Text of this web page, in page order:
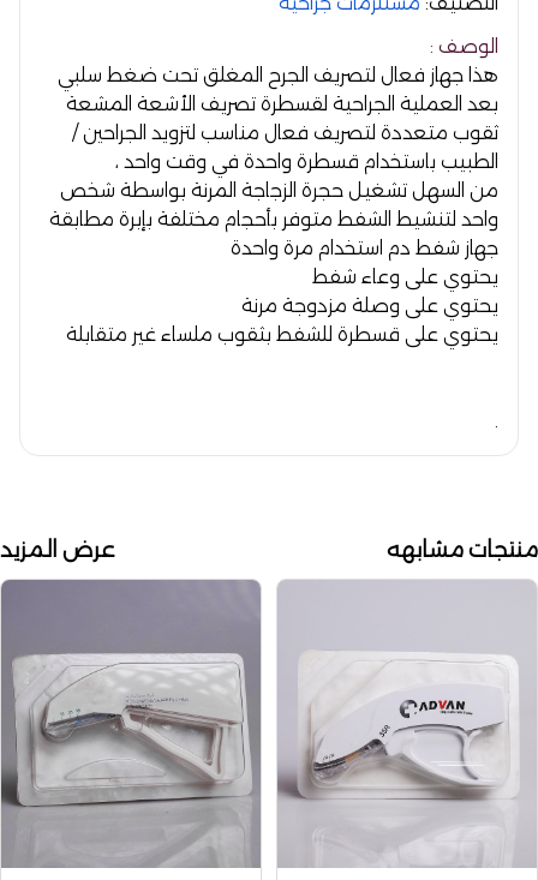
الوصف :
هذا جهاز فعال لتصريف الجرح المغلق تحت ضغط سلبي
بعد العملية الجراحية لقسطرة تصريف الأشعة المشعة
ثقوب متعددة لتصريف فعال مناسب لتزويد الجراحين /
الطبيب باستخدام قسطرة واحدة في وقت واحد ،
من السهل تشغيل حجرة الزجاجة المرنة بواسطة شخص
واحد لتنشيط الشفط متوفر بأحجام مختلفة بإبرة مطابقة
جهاز شفط دم استخدام مرة واحدة
يحتوي على وعاء شفط
يحتوي على وصلة مزدوجة مرنة
يحتوي على قسطرة للشفط بثقوب ملساء غير متقابلة
منتجات مشابهه عرض المزيد